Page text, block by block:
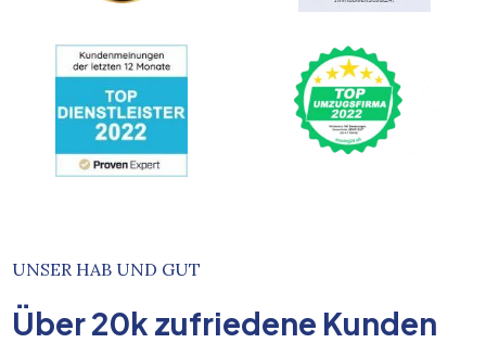
UNSER HAB UND GUT
Über20k zufriedene Kunden